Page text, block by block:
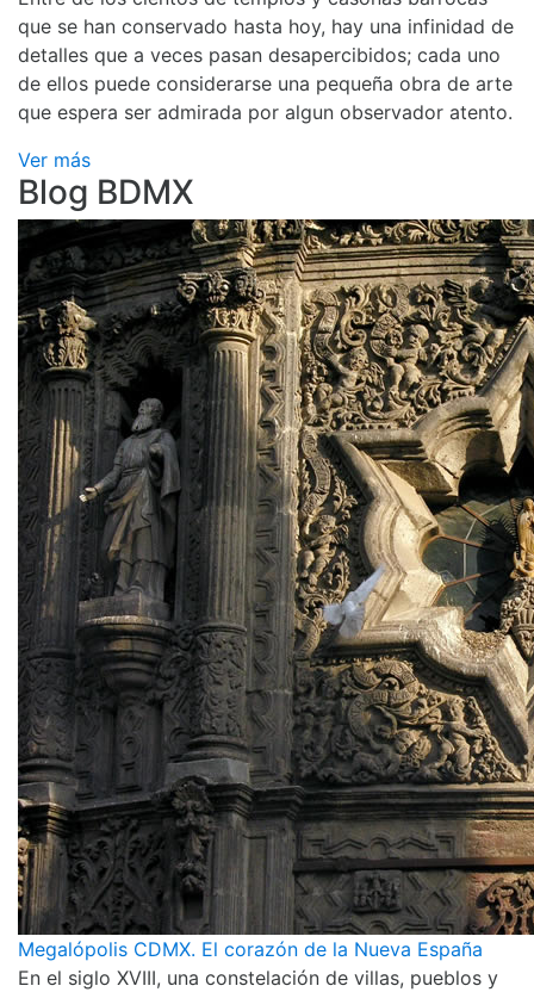
que se han conservado hasta hoy, hay una infinidad de
detalles que a veces pasan desapercibidos; cada uno
de ellos puede considerarse una pequeña obra de arte
que espera ser admirada por algun observador atento.
Ver más
Blog BDMX
Megalópolis CDMX. El corazón de la Nueva España
En el siglo XVIII, una constelación de villas, pueblos y